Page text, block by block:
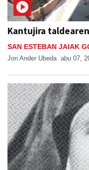
Kantujira
SAN ESTEBAN JAIAK
Jon Ander Ubeda abu 07,